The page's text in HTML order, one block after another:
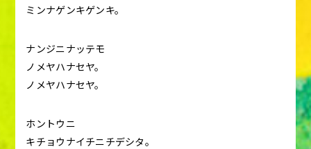
ミンナゲンキゲンキ。
ナンジニナッテモ
ノメヤハナセヤ。
ノメヤハナセヤ。
ホントウニ
キチョウナイチニチデシタ。